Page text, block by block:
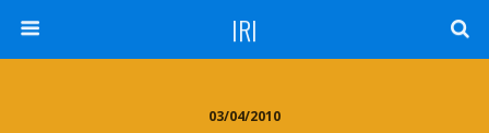
IRI
03/04/2010